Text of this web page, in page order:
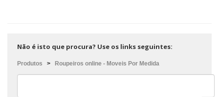
Não é isto que procura? Use os links seguintes:
Produtos > Roupeiros online - Moveis Por Medida